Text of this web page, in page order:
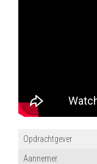
Opdrachtgever
Aannemer